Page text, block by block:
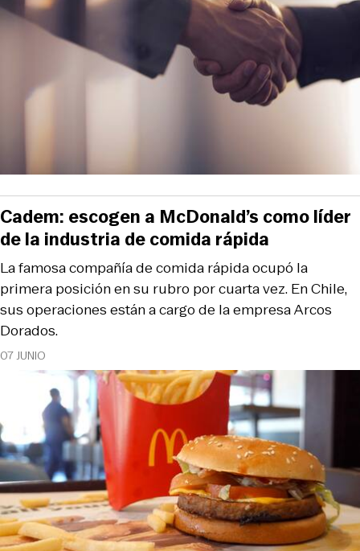
07 JUNIO
La famosa compañía de comida rápida ocupó la
primera posición en su rubro por cuarta vez. En Chile,
sus operaciones están a cargo de la empresa Arcos
Dorados.
Cadem: escogen a McDonald’s como líder
de la industria de comida rápida